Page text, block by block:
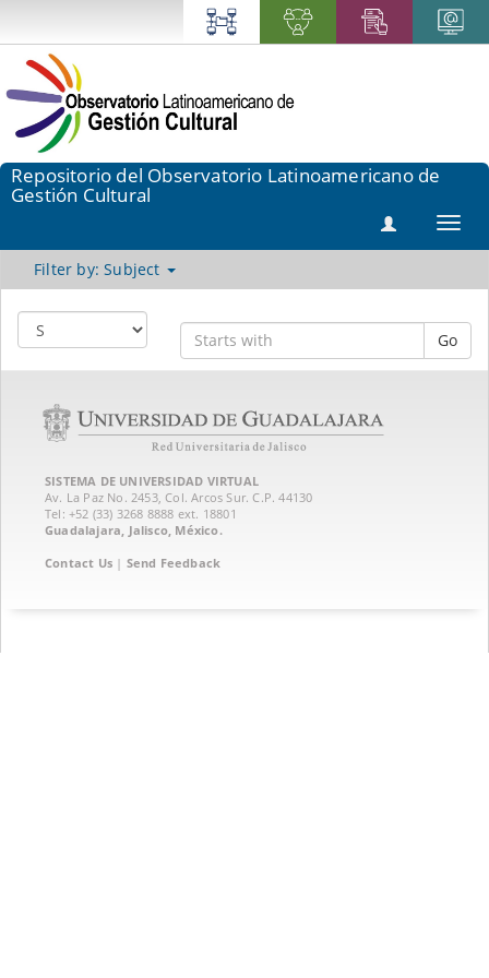
Repositorio del Observatorio Latinoamericano de
Gestión Cultural
Filter by: Subject
Go
SISTEMA DE UNIVERSIDAD VIRTUAL
Av. La Paz No. 2453, Col. Arcos Sur. C.P. 44130
Tel: +52 (33) 3268 8888‏ ext. 18801
Guadalajara, Jalisco, México.
Contact Us | Send Feedback